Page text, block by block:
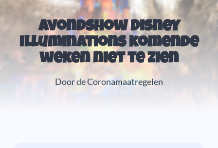
Avondshow Disney
Illuminations komende
weken niet te zien
Door de Coronamaatregelen